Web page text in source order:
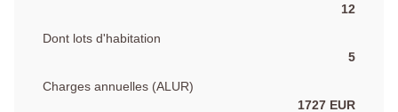
12
Dont lots d'habitation
5
Charges annuelles (ALUR)
1727 EUR